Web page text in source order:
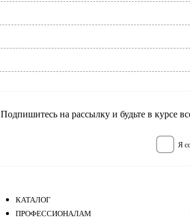
Подпишитесь на рассылку и будьте в курсе
я
КАТАЛОГ
ПРОФЕССИОНАЛАМ